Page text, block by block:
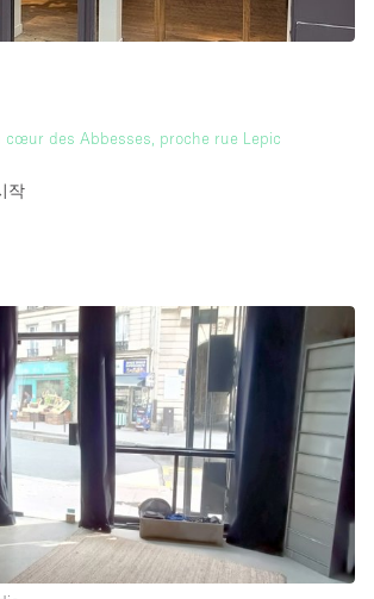
cœur des Abbesses, proche rue Lepic
작